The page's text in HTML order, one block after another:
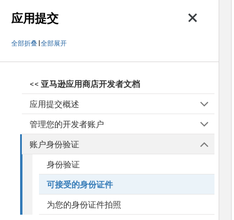
应用提交
全部折叠|全部展开
<< 亚马逊应用商店开发者文档
应用提交概述
管理您的开发者账户
账户身份验证
身份验证
可接受的身份证件
为您的身份证件拍照